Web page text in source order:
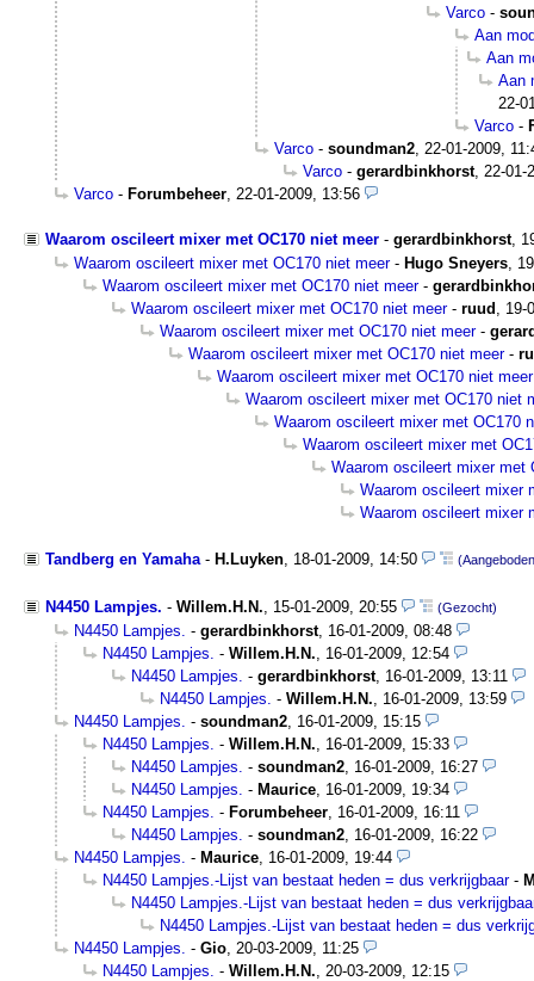
Varco -
Aan
Aan
Aan
22-
Varco -
Varco - soundman2 22-01-2009,
Varco - gerardbinkhorst, 22-01-
Varco - Forumbeheer 22-01-2009, 13:56
Waarom oscileert mixer met OC170 niet meer - gerardbinkhorst,
Waarom oscileert mixer met OC170 niet meer- Hugo Sneyers,
Waarom oscileert mixer met OC170 niet meer-
Waarom oscileert mixer met OC170 niet meer- ruud , 19-
Waarom oscileert mixer met OC170 niet meer-
Waarom oscileert mixer met OC170 niet meer-
Waarom oscileert mixer met OC170 niet meer
Waarom oscileert mixer met OC170 niet
Waarom oscileert mixer met OC170
Waarom oscileert mixer met
Waarom oscileert mixer met
Waarom oscileert mixer
Waarom oscileert mixer
Tandberg en Yamaha - H.Luyken 18-01-2009, 14:50
N4450 Lampjes. - Willem.H.N. 15-01-2009, 20:55 (Gezocht)
N4450 Lampjes. - gerardbinkhorst, 16-01-2009, 08:48
N4450 Lampjes. - Willem.H.N.
16-01-2009, 12:54
N4450 Lampjes. - gerardbinkhorst, 16-01-2009, 13:11
N4450 Lampjes. - Willem.H.N.
16-01-2009, 13:59
N4450 Lampjes. - soundman2 16-01-2009, 15:15
N4450 Lampjes. - Willem.H.N.
16-01-2009, 15:33
N4450 Lampjes. - soundman2 16-01-2009, 16:27
N4450 Lampjes. - Maurice 16-01-2009, 19:34
N4450 Lampjes. - Forumbeheer 16-01-2009, 16:11
N4450 Lampjes. - soundman2 16-01-2009, 16:22
N4450 Lampjes. - Maurice 16-01-2009, 19:44
N4450 Lampjes.-Lijst van bestaat heden = dus verkrijgbaar-
N4450 Lampjes.-Lijst van bestaat heden = dus
N4450 Lampjes.-Lijst van bestaat heden = dus
N4450 Lampjes. - Gio 20-03-2009, 11:25
N4450 Lampjes. - Willem.H.N. 20-03-2009, 12:15